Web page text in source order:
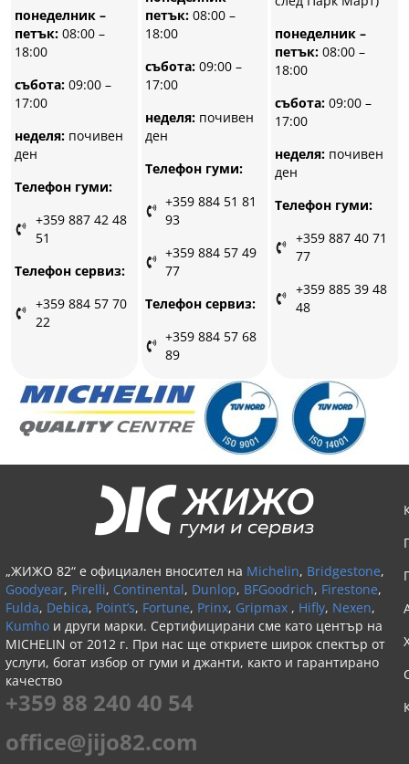
понеделник –
петък: 08:00 –
18:00
събота: 09:00 –
17:00
неделя: почивен
ден
Телефон гуми:
+359 887 42 48
51
Телефон сервиз:
+359 884 57 70
22
петък:08:00 –
18:00
събота:09:00 –
17:00
неделя:почивен
ден
Телефон гуми:
+359 884 51 81
93
+359 884 57 49
77
Телефон сервиз:
+359 884 57 68
89
понеделник –
петък: 08:00 –
18:00
събота: 09:00 –
17:00
неделя: почивен
ден
Телефон гуми:
+359 887 40 71
77
+359 885 39 48
48
„ЖИЖО 82“ е официален вносител на Michelin, Bridgestone,
Goodyear, Pirelli, Continental, Dunlop, BFGoodrich, Firestone,
Fulda, Debica, Point’s, Fortune, Prinx, Gripmax , Hifly, Nexen,
Kumho и други марки. Сертифицирани сме като център на
MICHELIN от 2012 г. При нас ще откриете широк спектър от
услуги, богат избор от гуми и джанти, както и гарантирано
качество
+359 88 240 40 54
office@jijo82.com